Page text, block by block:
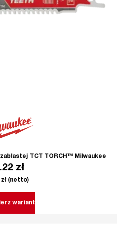
TCT TORCH™ Milwaukee
zł
zł (netto)
wariant